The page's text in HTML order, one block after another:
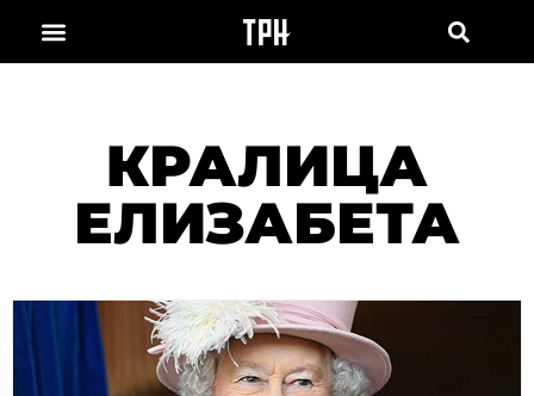
КРАЛИЦА
ЕЛИЗАБЕТА